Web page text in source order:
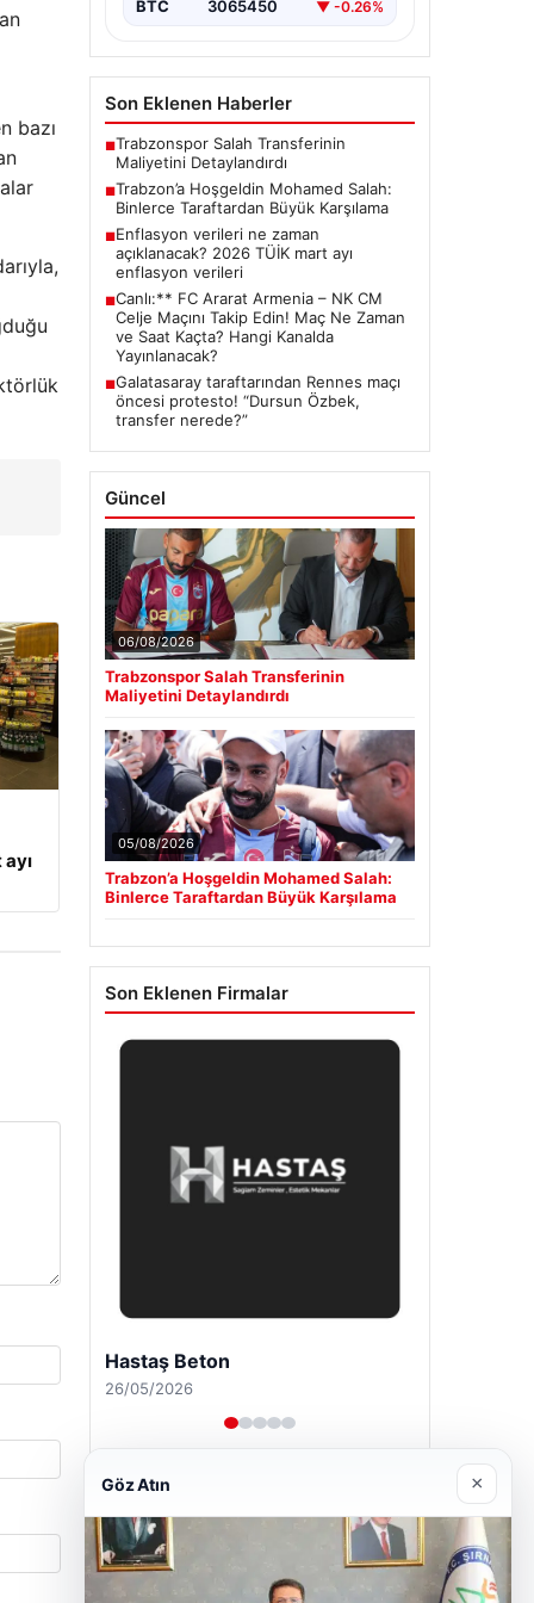
bazı
BTC 3065450 ▼ -0.26%
Son Eklenen Haberler
■Trabzonspor Salah Transferinin
Maliyetini Detaylandırdı
■Trabzon’a Hoşgeldin Mohamed Salah:
Binlerce Taraftardan Büyük Karşılama
■Enflasyon verileri ne zaman
açıklanacak? 2026 TÜİK mart ayı
enflasyon verileri
■Canlı:** FC Ararat Armenia – NK CM
Celje Maçını Takip Edin! Maç Ne Zaman
ve Saat Kaçta? Hangi Kanalda
Yayınlanacak?
■Galatasaray taraftarından Rennes maçı
öncesi protesto! “Dursun Özbek,
transfer nerede?”
Güncel
06/08/2026
Trabzonspor Salah Transferinin
Maliyetini Detaylandırdı
05/08/2026
Trabzon’a Hoşgeldin Mohamed Salah:
Binlerce Taraftardan Büyük Karşılama
Son Eklenen Firmalar
Enes Kaplan Avukatlık Bürosu
28/04/2026
Göz Atın ×